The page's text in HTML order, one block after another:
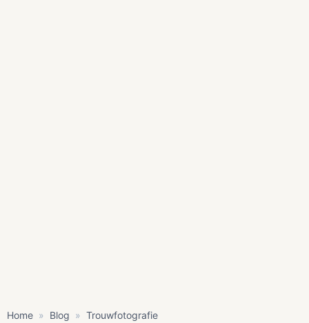
Home » Blog » Trouwfotografie